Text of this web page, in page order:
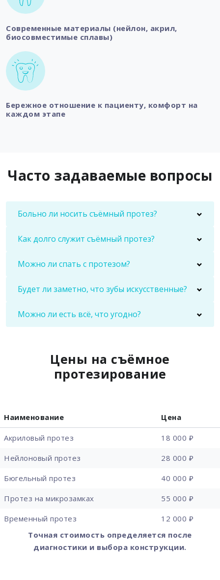
Современные материалы (нейлон, акрил,
биосовместимые сплавы)
Бережное отношение к пациенту, комфорт на
каждом этапе
Часто задаваемые вопросы
Больно ли носить съёмный протез?
Как долго служит съёмный протез?
Можно ли спать с протезом?
Будет ли заметно, что зубы искусственные?
Можно ли есть всё, что угодно?
Цены на съёмное
протезирование
Наименование Цена
Акриловый протез 18 000 ₽
Нейлоновый протез 28 000 ₽
Бюгельный протез 40 000 ₽
Протез на микрозамках 55 000 ₽
Временный протез
12 000 ₽
Точная стоимость определяется после
диагностики и выбора конструкции.